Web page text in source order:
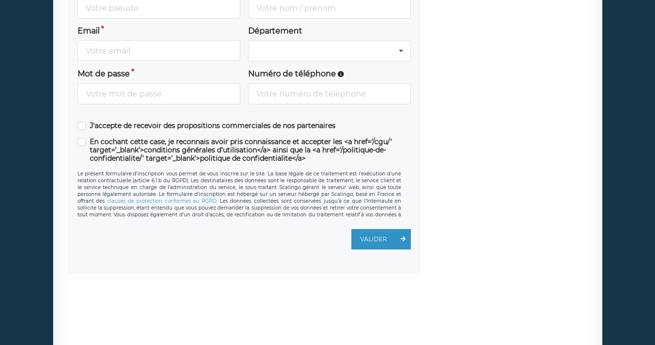
Email Département
Mot de passe Numéro de téléphone
J'accepte de recevoir des propositions commerciales de nos partenaires
En cochant cette case, je reconnais avoir pris connaissance et accepter les <a href='/cgu/'
target='_blank'>conditions générales d'utilisation</a> ainsi que la <a href='/politique-de-
confidentialite/' target='_blank'>politique de confidentialite</a>
Le présent formulaire d’inscription vous permet de vous inscrire sur le site. La base légale de ce traitement est l’exécution d’une
relation contractuelle (article 6.1.b du RGPD). Les destinataires des données sont le responsable de traitement, le service client et
le service technique en charge de l’administration du service, le sous-traitant Scalingo gérant le serveur web, ainsi que toute
personne légalement autorisée. Le formulaire d’inscription est hébergé sur un serveur hébergé par Scalingo, basé en France et
offrant des clauses de protection conformes au RGPD. Les données collectées sont conservées jusqu’à ce que l’Internaute en
sollicite la suppression, étant entendu que vous pouvez demander la suppression de vos données et retirer votre consentement à
tout moment. Vous disposez également d’un droit d’accès, de rectification ou de limitation du traitement relatif à vos données à
caractère personnel, ainsi que d’un droit à la portabilité de vos données. Vous pouvez exercer ces droits auprès du délégué à la
protection des données de LÉGAVOX qui exerce au siège social de LÉGAVOX et est joignable à l’adresse mail suivante :
joignable à l’adresse mail : responsabledetraitement@legavox.fr. Vous avez également le droit d’introduire une réclamation
VALIDER